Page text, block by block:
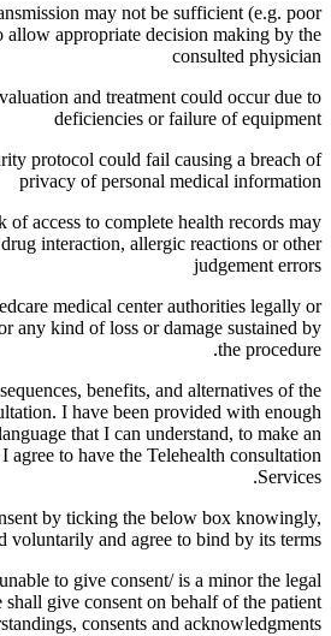
may not be sufficient (e.g. poor
allow appropriate decision making by the
consulted physician
and treatment could occur due to
deficiencies or failure of equipment
protocol could fail causing a breach of
privacy of personal medical information
of access to complete health records may
interaction, allergic reactions or other
judgement errors
medical center authorities legally or
any kind of loss or damage sustained by
the procedure.
benefits, and alternatives of the
I have been provided with enough
that I can understand, to make an
agree to have the Telehealth consultation
Services.
by ticking the below box knowingly,
voluntarily and agree to bind by its terms.
to give consent/ is a minor the legal
shall give consent on behalf of the patient
consents and acknowledgments